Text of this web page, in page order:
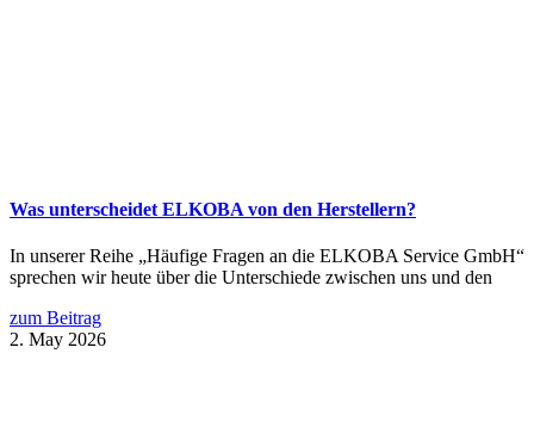
Was unterscheidet ELKOBA von den Herstellern?
In unserer Reihe „Häufige Fragen an die ELKOBA Service GmbH“
sprechen wir heute über die Unterschiede zwischen uns und den
zum Beitrag
2. May 2026